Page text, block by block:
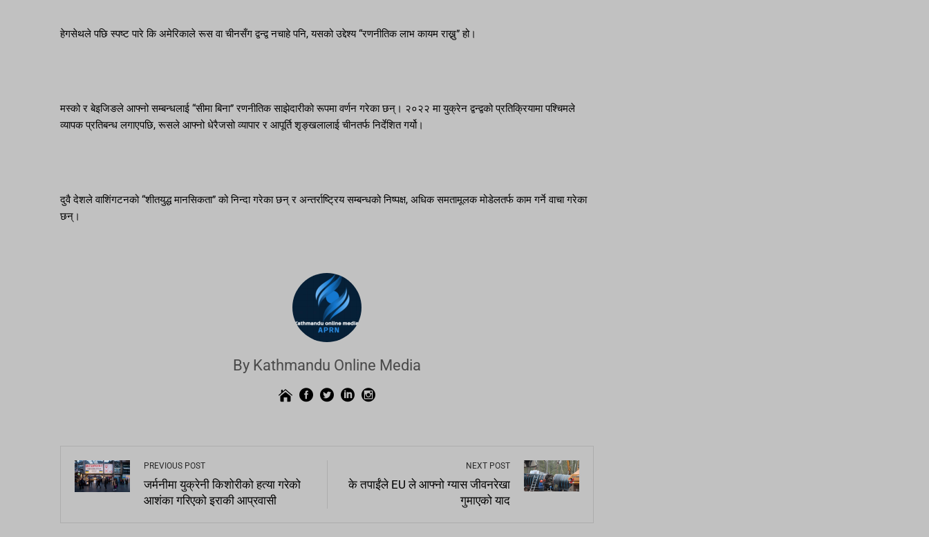
हेगसेथले पछि स्पष्ट पारे कि अमेरिकाले रूस वा चीनसँग द्वन्द्व नचाहे पनि, यसको उद्देश्य “रणनीतिक लाभ कायम राख्नु” हो।
मस्को र बेइजिङले आफ्नो सम्बन्धलाई “सीमा बिना” रणनीतिक साझेदारीको रूपमा वर्णन गरेका छन्। २०२२ मा युक्रेन द्वन्द्वको प्रतिक्रियामा पश्चिमले
व्यापक प्रतिबन्ध लगाएपछि, रूसले आफ्नो धेरैजसो व्यापार र आपूर्ति शृङ्खलालाई चीनतर्फ निर्देशित गर्यो।
दुवै देशले वाशिंगटनको “शीतयुद्ध मानसिकता” को निन्दा गरेका छन् र अन्तर्राष्ट्रिय सम्बन्धको निष्पक्ष, अधिक समतामूलक मोडेलतर्फ काम गर्ने वाचा गरेका
छन्।
By Kathmandu Online Media
PREVIOUS POST
जर्मनीमा युक्रेनी किशोरीको हत्या गरेको
आशंका गरिएको इराकी आप्रवासी
NEXT POST
के तपाईंले EU ले आफ्नो ग्यास जीवनरेखा
गुमाएको याद